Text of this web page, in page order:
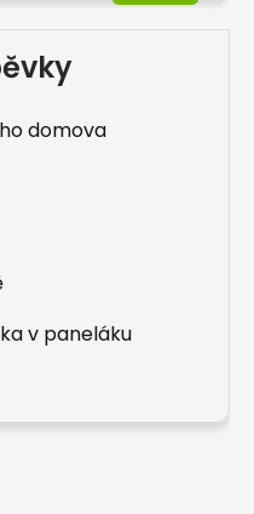
domova
v paneláku